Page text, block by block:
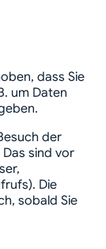
dass Sie
um Daten
der
sind vor
Die
sobald Sie